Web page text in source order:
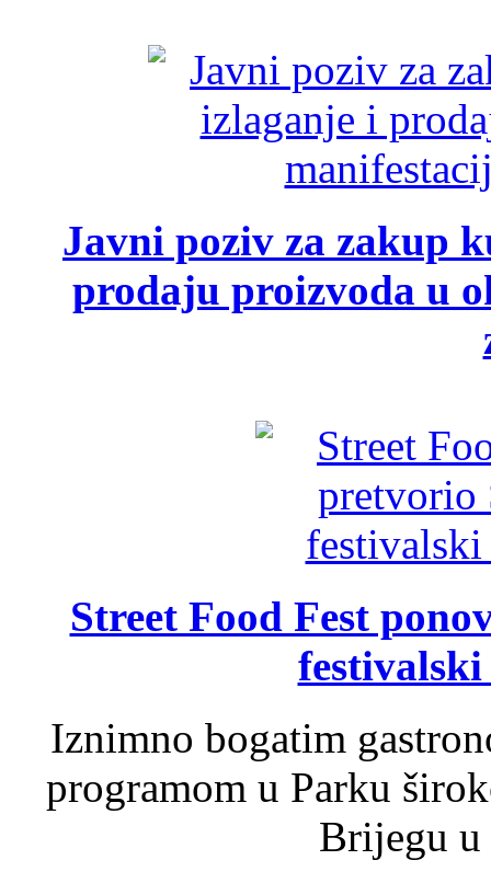
Javni poziv za zakup
prodaju proizvoda u
Street Food Fest
Iznimno bogatim
programom u Parku
Brijegu u